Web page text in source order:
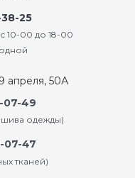
25
10-00 до 18-00
апреля, 50А
07-49
одежды)
07-47
тканей)